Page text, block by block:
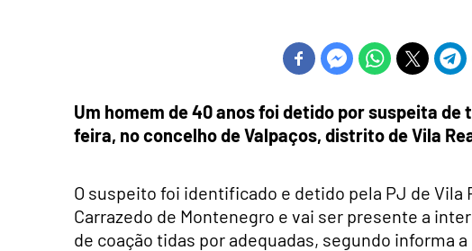
Um homem de 40 anos foi detido por suspeita
feira, no concelho de Valpaços, distrito de Vila
O suspeito foi identificado e detido pela PJ de Vila
Carrazedo de Montenegro e vai ser presente a
de coação tidas por adequadas, segundo informa